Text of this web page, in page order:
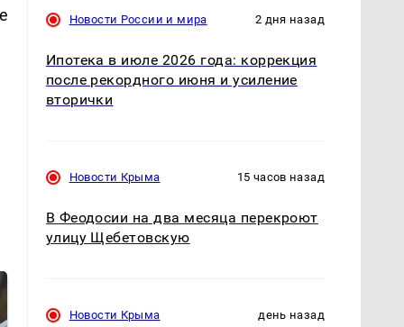
Новости России и мира 2 дня назад
Ипотека в июле 2026 года: коррекция
после рекордного июня и усиление
вторички
Новости Крыма 15 часов назад
В Феодосии на два месяца перекроют
улицу Щебетовскую
Новости Крыма день назад